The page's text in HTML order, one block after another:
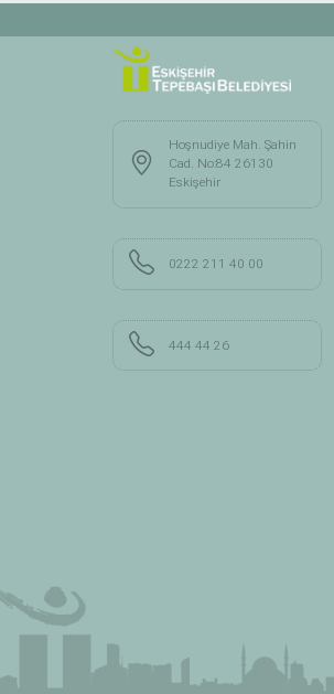
Hoşnudiye Mah. Şahin
Cad. No:84 26130
Eskişehir
0222 211 40 00
444 44 26